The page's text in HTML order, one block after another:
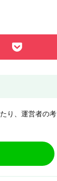
り、運営者の考